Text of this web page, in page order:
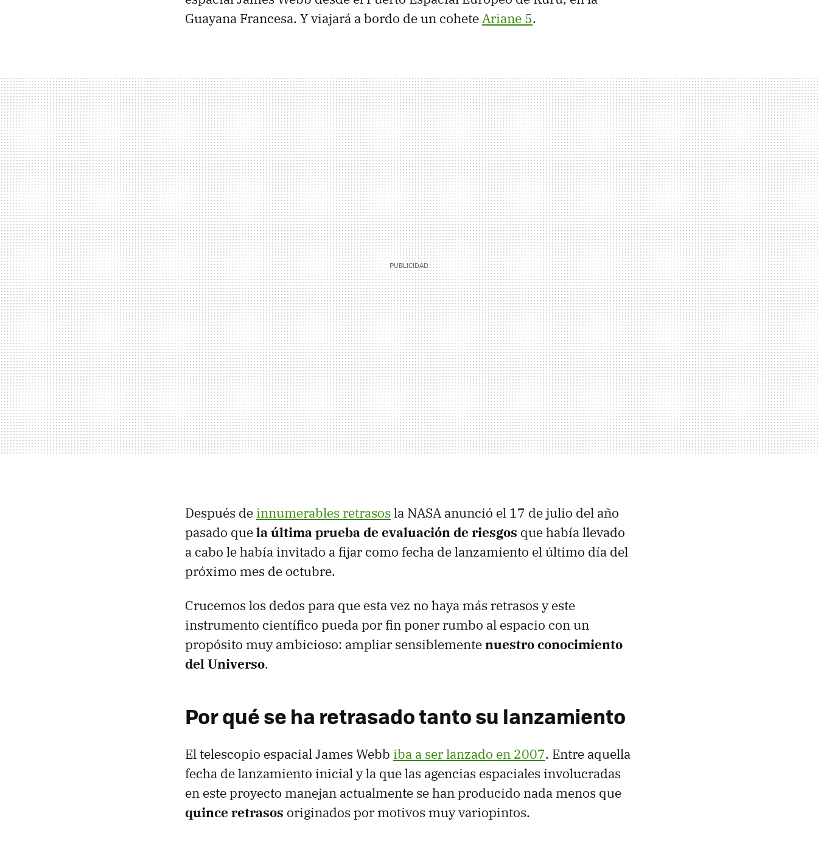
Guayana Francesa. Y viajará a bordo de un cohete Ariane 5.
Después de innumerables retrasos la NASA anunció el 17 de julio del año
pasado quela última prueba de evaluación de riesgos que había llevado
a cabo le había invitado a fijar como fecha de lanzamiento el último día del
próximo mes de octubre.
Crucemos los dedos para que esta vez no haya más retrasos y este
instrumento científico pueda por fin poner rumbo al espacio con un
propósito muy ambicioso: ampliar sensiblementenuestro conocimiento
del Universo.
Por qué se ha retrasado tanto su lanzamiento
El telescopio espacial James Webb iba a ser lanzado en 2007. Entre aquella
fecha de lanzamiento inicial y la que las agencias espaciales involucradas
en este proyecto manejan actualmente se han producido nada menos que
quince retrasos originados por motivos muy variopintos.